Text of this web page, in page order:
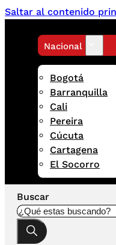
Saltar al contenido
Nacional
Bogotá
Barranquilla
Cali
Pereira
Cúcuta
Cartagena
El Socorro
Buscar